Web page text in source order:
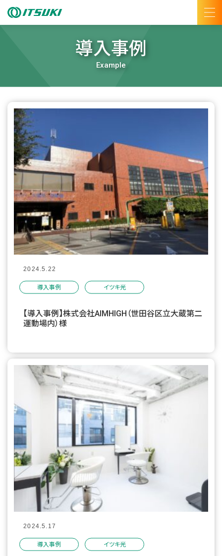
導入事例
Example
2024.5.22
導入事例 イツキ光
【導入事例】株式会社AIMHIGH（世田谷区立大蔵第二
運動場内）様
2024.5.17
導入事例 イツキ光